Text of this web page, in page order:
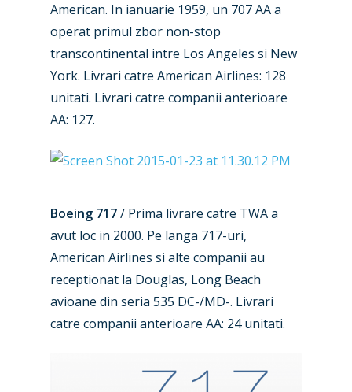
American. In ianuarie 1959, un 707 AA a
operat primul zbor non-stop
transcontinental intre Los Angeles si New
York. Livrari catre American Airlines: 128
unitati. Livrari catre companii anterioare
AA: 127.
Boeing 717/ Prima livrare catre TWA a
avut loc in 2000. Pe langa 717-uri,
American Airlines si alte companii au
receptionat la Douglas, Long Beach
avioane din seria 535 DC-/MD-. Livrari
catre companii anterioare AA: 24 unitati.